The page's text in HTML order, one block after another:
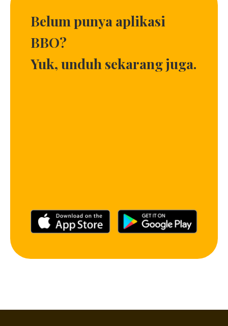
Belum punya aplikasi
BBO?
Yuk, unduh sekarang juga.